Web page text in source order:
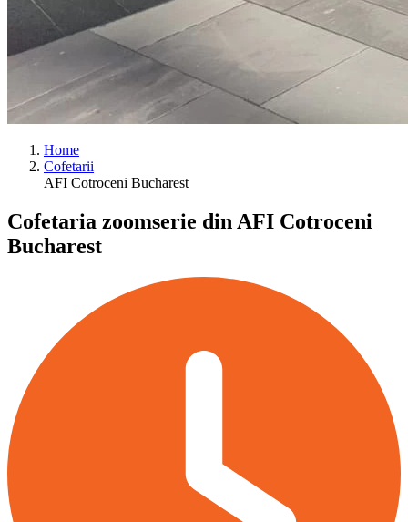
Home
Cofetarii
AFI Cotroceni Bucharest
Cofetaria zoomserie din AFI Cotroceni
Bucharest